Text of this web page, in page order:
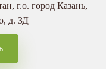
г.о. город Казань,
д. ЗД